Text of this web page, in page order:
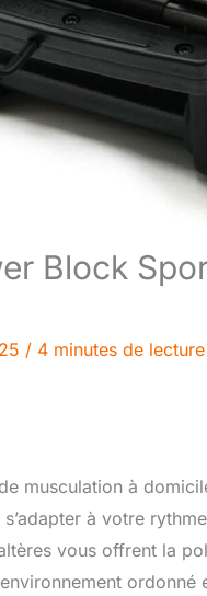
Block
/ 4 minutes de lecture
musculation à
à votre
vous offrent la
ordonné